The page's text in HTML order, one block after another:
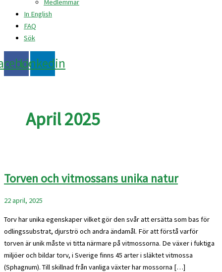
Medlemmar
In English
FAQ
Sök
Linkedin
April 2025
Torven och vitmossans unika natur
22 april, 2025
Torv har unika egenskaper vilket gör den svår att ersätta som bas för
odlingssubstrat, djurströ och andra ändamål. För att förstå varför
torven är unik måste vi titta närmare på vitmossorna. De växer i fuktiga
miljöer och bildar torv, i Sverige finns 45 arter i släktet vitmossa
(Sphagnum). Till skillnad från vanliga växter har mossorna […]